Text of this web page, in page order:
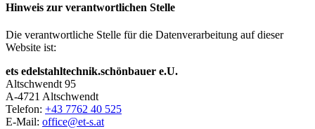
Hinweis zur verantwortlichen Stelle
Die verantwortliche Stelle für die Datenverarbeitung auf dieser
Website ist:
ets edelstahltechnik.schönbauer e.U.
Altschwendt 95
A-4721 Altschwendt
Telefon: +43 7762 40 525
E-Mail: office@et-s.at